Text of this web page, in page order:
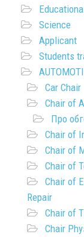
Science
Applicant
Students
Car Chair
Chair of
Про
Chair of
Chair of
Chair of
Chair of
Repair
Chair of
Chair